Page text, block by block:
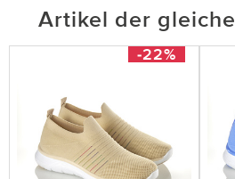
Artikel der
-22%